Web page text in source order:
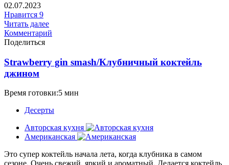
02.07.2023
Нравится 9
Читать далее
Комментарий
Поделиться
Strawberry gin smash/Клубничный коктейль
джином
Время готовки:5 мин
Десерты
Авторская кухня
Американская
Это супер коктейль начала лета, когда клубника в самом